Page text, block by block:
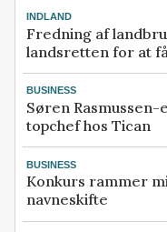
INDLAND
Fredning af
landsretten for at
BUSINESS
Søren
topchef hos Tican
BUSINESS
Konkurs rammer
navneskifte